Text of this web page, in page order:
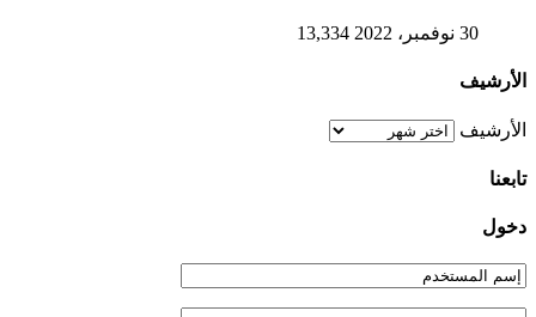
30 نوفمبر، 2022 13,334
الأرشيف
الأرشيف
تابعنا
دخول